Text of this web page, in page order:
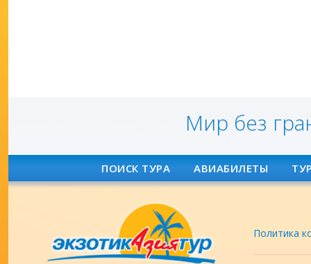
Мир без
ПОИСК ТУРА АВИАБИЛЕТЫ
Политика